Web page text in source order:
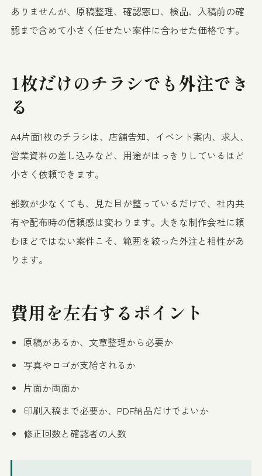
ありませんが、原稿整理、確認窓口、検品、入稿前の確
認まで含めて小さく任せたい案件に合わせた価格です。
1枚だけのチラシでも外注でき
る
A4片面1枚のチラシは、店舗告知、イベント案内、求人、
営業資料の差し込みなど、用途がはっきりしているほど
小さく依頼できます。
部数が少なくても、見た目が整っているだけで、社内共
有や配布時の信頼感は変わります。大きな制作会社に頼
むほどではない案件こそ、範囲を絞った外注と相性があ
ります。
費用を左右するポイント
原稿があるか、文章整理から必要か
写真やロゴが支給されるか
片面か両面か
印刷入稿まで必要か、PDF納品だけでよいか
修正回数と確認者の人数